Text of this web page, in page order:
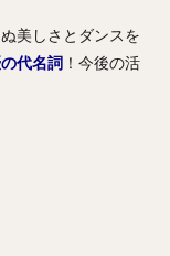
美しさとダンスを
代名詞 ！今後の活